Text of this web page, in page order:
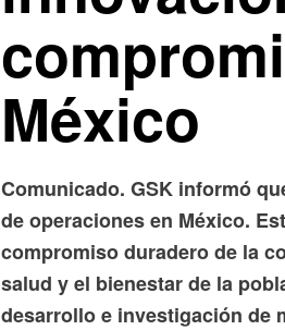
México
Comunicado. GSK informó
de operaciones en México.
compromiso duradero de la
salud y el bienestar de la
desarrollo e investigación de